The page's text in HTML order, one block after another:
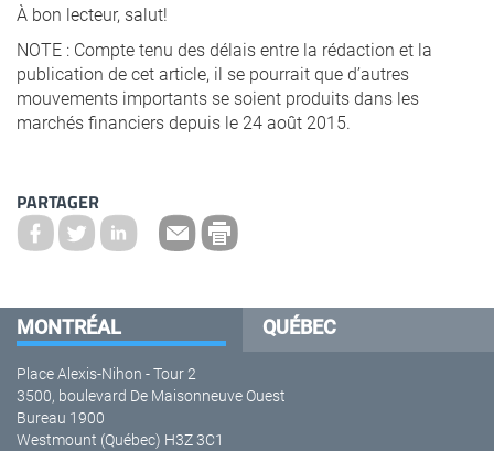
À bon lecteur, salut!
NOTE : Compte tenu des délais entre la rédaction et la
publication de cet article, il se pourrait que d’autres
mouvements importants se soient produits dans les
marchés financiers depuis le 24 août 2015.
PARTAGER
MONTRÉAL QUÉBEC
Place Alexis-Nihon - Tour 2
3500, boulevard De Maisonneuve Ouest
Bureau 1900
Westmount (Québec) H3Z 3C1